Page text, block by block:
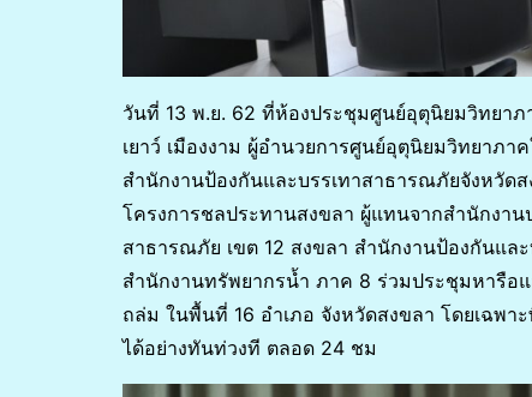
วันที่ 13 พ.ย. 62 ที่ห้องประชุมศูนย์อุตุนิยมวิทยาภ
เยาว์ เมืองงาม ผู้อำนวยการศูนย์อุตุนิยมวิทยาภ
สำนักงานป้องกันและบรรเทาสาธารณภัยจังหวั
โครงการชลประทานสงขลา ผู้แทนจากสำนักงา
สาธารณภัย เขต 12 สงขลา สำนักงานป้องกันแล
สำนักงานทรัพยากรน้ำ ภาค 8 ร่วมประชุมหารือ
ถล่ม ในพื้นที่ 16 อำเภอ จังหวัดสงขลา โดยเฉพา
ได้อย่างทันท่วงที ตลอด 24 ชม